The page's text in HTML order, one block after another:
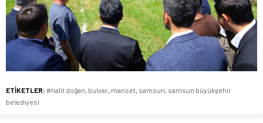
ETİKETLER: #halit doğan, bulvar, manset, samsun, samsun büyükşehir
belediyesi